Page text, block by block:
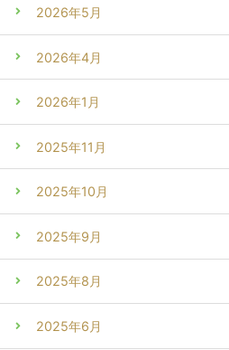
2026年5月
2026年4月
2026年1月
2025年11月
2025年10月
2025年9月
2025年8月
2025年6月